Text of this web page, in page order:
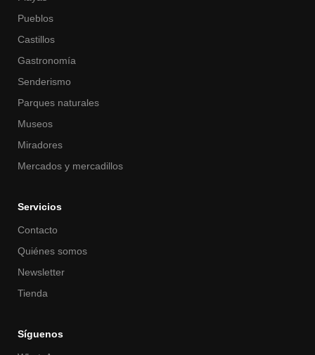
Pueblos
Castillos
Gastronomía
Senderismo
Parques naturales
Museos
Miradores
Mercados y mercadillos
Servicios
Contacto
Quiénes somos
Newsletter
Tienda
Síguenos